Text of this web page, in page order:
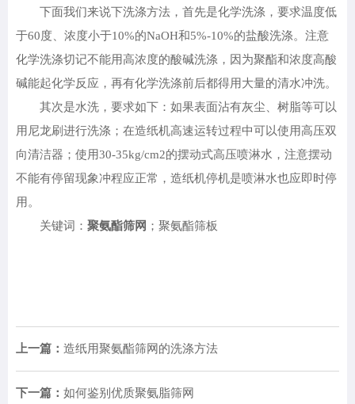
下面我们来说下洗涤方法，首先是化学洗涤，要求温度低
于60度、浓度小于10%的NaOH和5%-10%的盐酸洗涤。注意
化学洗涤切记不能用高浓度的酸碱洗涤，因为聚酯和浓度高酸
碱能起化学反应，再有化学洗涤前后都得用大量的清水冲洗。
其次是水洗，要求如下：如果表面沾有灰尘、树脂等可以
用尼龙刷进行洗涤；在造纸机高速运转过程中可以使用高压双
向清洁器；使用30-35kg/cm2的摆动式高压喷淋水，注意摆动
不能有停留现象冲程应正常，造纸机停机是喷淋水也应即时停
用。
关键词： 聚氨酯筛网 ；聚氨酯筛板
上一篇： 造纸用聚氨酯筛网的洗涤方法
下一篇： 如何鉴别优质聚氨脂筛网